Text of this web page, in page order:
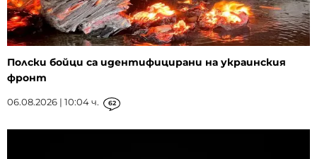
Полски бойци са идентифицирани на украинския
фронт
06.08.2026 | 10:04 ч. 62